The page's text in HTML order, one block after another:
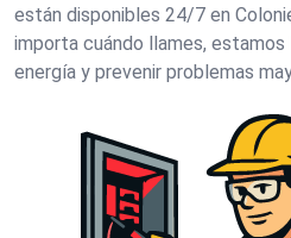
están disponibles 24/7 en
importa cuándo llames,
energía y prevenir problemas